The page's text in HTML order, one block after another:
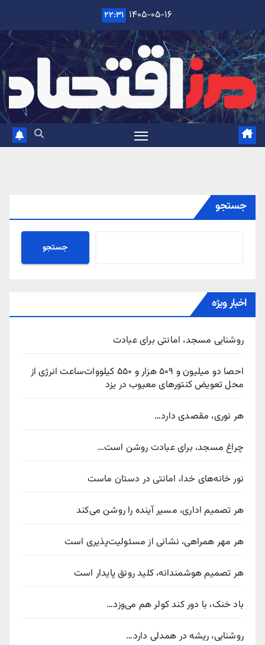
content
۱۴۰۵-۰۵-۱۶ ۲۲:۳۱
جستجو
جستجو
اخبار ویژه
روشنایی مسجد، امانتی برای عبادت
احصا دو میلیون و ۵۰۹ هزار و ۵۵۰ کیلووات‌ساعت انرژی از
محل تعویض کنتورهای معیوب در یزد
هر نوری، مقصدی دارد…
چراغ مسجد، برای عبادت روشن است…
نور خانه‌های خدا، امانتی در دستان ماست
هر تصمیم اداری، مسیر آینده را روشن می‌کند
هر مهر همراهی، نشانی از مسئولیت‌پذیری است
هر تصمیم هوشمندانه، کلید رونق پایدار است
باد خنک، با دور کند کولر هم می‌وزد…
روشنایی، ریشه در همدلی دارد…